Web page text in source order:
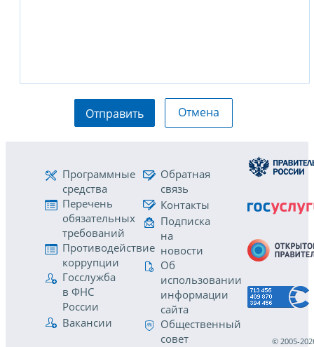
Отправить Отмена
Программные
средства
Перечень
обязательных
требований
Противодействие
коррупции
Госслужба
в ФНС
России
Вакансии
Обратная
связь
Контакты
Подписка
на
новости
Об
использовании
информации
сайта
Общественный
совет
© 2005-